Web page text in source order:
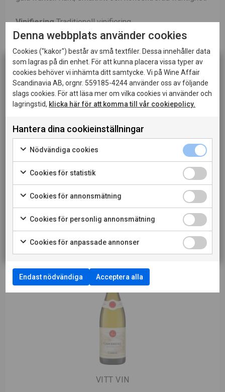
VinifieringTraditionell vinifiering,
temperaturkontrollerad fermentering.
LagringVinet har lagrats på ekfat, varav 50% nya fat.
Passar tillFisk- och kycklingrätter. Passar också bra
till getost.
LADDA NER PRODUKTBLAD
LADDA NER PRESSBILD
VITT VIN
Denna webbplats använder cookies
Cookies ("kakor") består av små textfiler. Dessa innehåller data
som lagras på din enhet. För att kunna placera vissa typer av
cookies behöver vi inhämta ditt samtycke. Vi på Wine Affair
Scandinavia AB, orgnr. 559185-4244 använder oss av följande
slags cookies. För att läsa mer om vilka cookies vi använder och
lagringstid, klicka här för att komma till vår cookiepolicy.
Hantera dina cookieinställningar
Nödvändiga cookies
Cookies för statistik
Cookies för annonsmätning
Cookies för personlig annonsmätning
Cookies för anpassade annonser
Endast nödvändiga Acceptera alla
Denna sida innehåller information om alkoholhaltiga
drycker och riktar sig till dig som fyllt 20 år.
När jag bekräftar att jag är 20 år eller äldre godkänner
jag också att webbplatsen använder cookies.
PRIVATKONSUMENT
RESTAURANGKUND